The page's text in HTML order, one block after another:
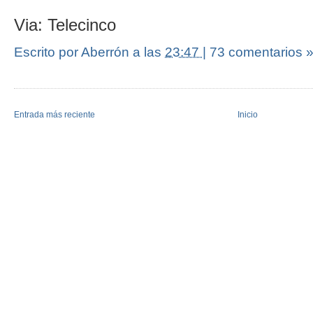
Via: Telecinco
Escrito por Aberrón a las 23:47 | 73 comentarios »
Entrada más reciente Inicio